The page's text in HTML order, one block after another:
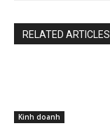
RELATED ARTICLES
Kinh doanh